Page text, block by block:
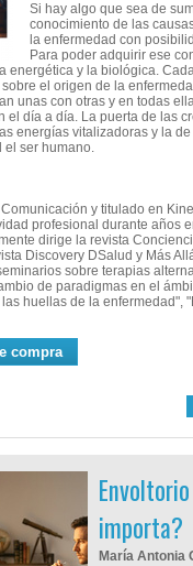
Si hay algo que sea de
conocimiento de las
la enfermedad con
Para poder adquirir ese
energética y la biológica.
el origen de la
unas con otras y en todas
el día a día. La puerta de las
energías vitalizadoras y la
el ser humano.
y titulado en
profesional durante años
dirige la revista
Discovery DSalud y Más
sobre terapias
de paradigmas en el
huellas de la enfermedad",
importa?
María Antonia